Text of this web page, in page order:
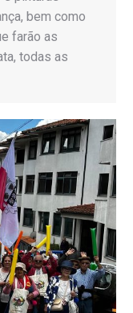
bem como
farão as
todas as